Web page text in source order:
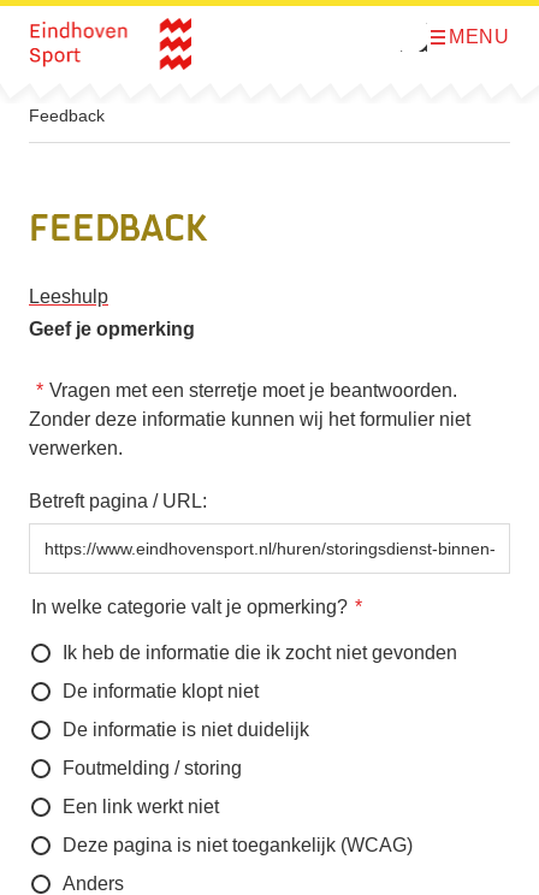
Direct naar de inhoud
O
n
MENU
Feedback
Feedback
Leeshulp
Geef je opmerking
Vragen met een sterretje moet je beantwoorden.
Zonder deze informatie kunnen wij het formulier niet
verwerken.
Betreft pagina / URL:
In welke categorie valt je opmerking?
Ik heb de informatie die ik zocht niet gevonden
De informatie klopt niet
De informatie is niet duidelijk
Foutmelding / storing
Een link werkt niet
Deze pagina is niet toegankelijk (WCAG)
Anders